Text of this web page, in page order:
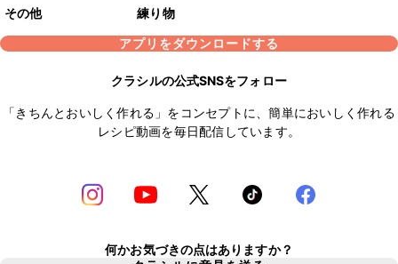
その他
練り物
アプリをダウンロードする
クラシルの公式SNSをフォロー
「きちんとおいしく作れる」をコンセプトに、簡単においしく作れる
レシピ動画を毎日配信しています。
何かお気づきの点はありますか？